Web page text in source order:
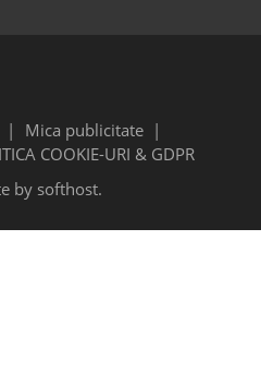
Mica publicitate
COOKIE-URI & GDPR
by softhost.